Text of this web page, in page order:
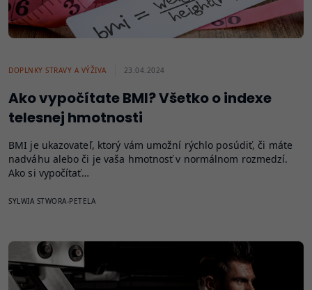
DOPLNKY STRAVY A VÝŽIVA 23.04.2024
Ako vypočítate BMI? Všetko o indexe
telesnej hmotnosti
BMI je ukazovateľ, ktorý vám umožní rýchlo posúdiť, či máte
nadváhu alebo či je vaša hmotnosť v normálnom rozmedzí.
Ako si vypočítať…
SYLWIA STWORA-PETELA